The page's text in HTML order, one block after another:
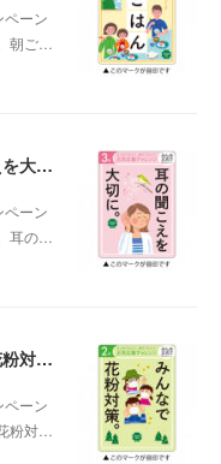
ーン
朝ご…
元気応援キャンペーン3月「耳の聞こえを大切に。」
ーン
耳の…
元気応援キャンペーン2月「みんなで花粉対策。」
ーン
粉対…